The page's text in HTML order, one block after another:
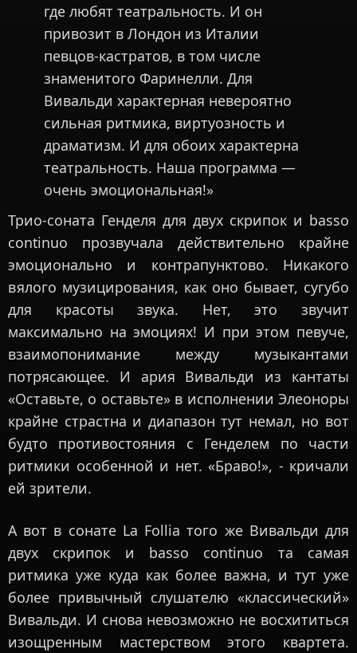
где любят театральность. И он
привозит в Лондон из Италии
певцов-кастратов, в том числе
знаменитого Фаринелли. Для
Вивальди характерная невероятно
сильная ритмика, виртуозность и
драматизм. И для обоих характерна
театральность. Наша программа —
очень эмоциональная!»
Трио-соната Генделя для двух скрипок и basso
continuo прозвучала действительно крайне
эмоционально и контрапунктово. Никакого
вялого музицирования, как оно бывает, сугубо
для красоты звука. Нет, это звучит
максимально на эмоциях! И при этом певуче,
взаимопонимание между музыкантами
потрясающее. И ария Вивальди из кантаты
«Оставьте, о оставьте» в исполнении Элеоноры
крайне страстна и диапазон тут немал, но вот
будто противостояния с Генделем по части
ритмики особенной и нет. «Браво!», - кричали
ей зрители.
А вот в сонате La Follia того же Вивальди для
двух скрипок и basso continuo та самая
ритмика уже куда как более важна, и тут уже
более привычный слушателю «классический»
Вивальди. И снова невозможно не восхититься
изощренным мастерством этого квартета.